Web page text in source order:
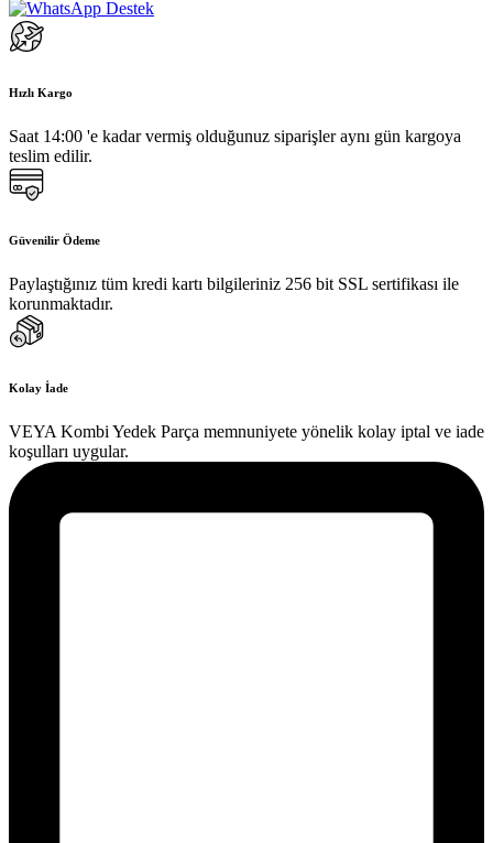
Hızlı Kargo
Saat 14:00 'e kadar vermiş olduğunuz siparişler aynı gün kargoya
teslim edilir.
Güvenilir Ödeme
Paylaştığınız tüm kredi kartı bilgileriniz 256 bit SSL sertifikası ile
korunmaktadır.
Kolay İade
VEYA Kombi Yedek Parça memnuniyete yönelik kolay iptal ve iade
koşulları uygular.